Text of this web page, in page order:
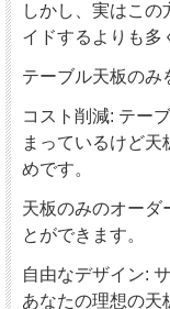
しかし、実はこの
イドするよりも多
テーブル天板のみ
コスト削減: テー
まっているけど
めです。
天板のみのオーダ
とができます。
自由なデザイン:
あなたの理想の天